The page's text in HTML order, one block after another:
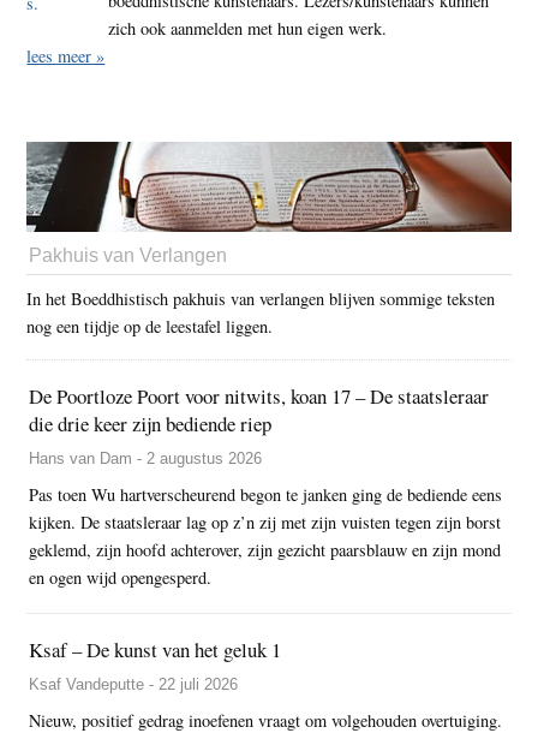
zich ook aanmelden met hun eigen werk.
lees meer »
Pakhuis van Verlangen
In het Boeddhistisch pakhuis van verlangen blijven sommige teksten
nog een tijdje op de leestafel liggen.
De Poortloze Poort voor nitwits, koan 17 – De staatsleraar
die drie keer zijn bediende riep
Hans van Dam - 2 augustus 2026
Pas toen Wu hartverscheurend begon te janken ging de bediende eens
kijken. De staatsleraar lag op z’n zij met zijn vuisten tegen zijn borst
geklemd, zijn hoofd achterover, zijn gezicht paarsblauw en zijn mond
en ogen wijd opengesperd.
Ksaf – De kunst van het geluk 1
Ksaf Vandeputte - 22 juli 2026
Nieuw, positief gedrag inoefenen vraagt om volgehouden overtuiging.